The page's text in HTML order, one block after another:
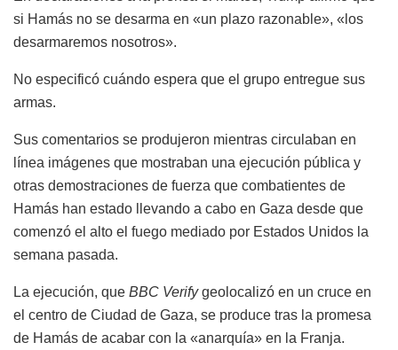
si Hamás no se desarma en «un plazo razonable», «los
desarmaremos nosotros».
No especificó cuándo espera que el grupo entregue sus
armas.
Sus comentarios se produjeron mientras circulaban en
línea imágenes que mostraban una ejecución pública y
otras demostraciones de fuerza que combatientes de
Hamás han estado llevando a cabo en Gaza desde que
comenzó el alto el fuego mediado por Estados Unidos la
semana pasada.
La ejecución, que BBC Verifygeolocalizó en un cruce en
el centro de Ciudad de Gaza, se produce tras la promesa
de Hamás de acabar con la «anarquía» en la Franja.